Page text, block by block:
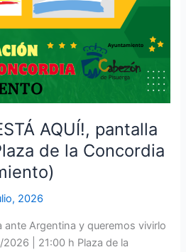
AQUÍ!, pantalla
de la Concordia
2026
ante Argentina y queremos vivirlo
| 21:00 h Plaza de la